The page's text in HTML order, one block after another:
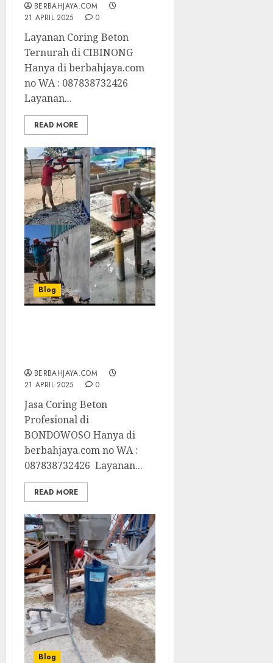
BERBAHJAYA.COM
21 APRIL 2025
0
Layanan Coring Beton
Ternurah di CIBINONG
Hanya di berbahjaya.com
no WA : 087838732426
Layanan...
READ MORE
Blog
BERBAHJAYA.COM
21 APRIL 2025
0
Jasa Coring Beton
Profesional di
BONDOWOSO Hanya di
berbahjaya.com no WA :
087838732426 Layanan...
READ MORE
Blog